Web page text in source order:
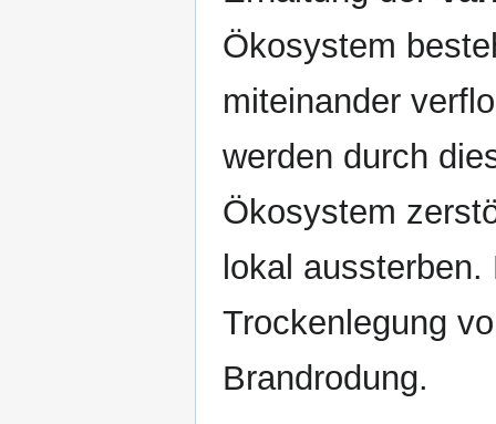
Ökosystem
miteinander
werden durch
Ökosystem
lokal
Trockenlegung
Brandrodung.